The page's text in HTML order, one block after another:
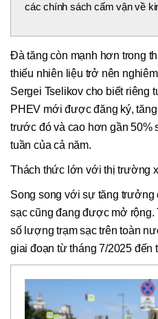
các chính sách cấm vận về
Đà tăng còn mạnh hơn trong
thiếu nhiên liệu trở nên
Sergei Tselikov cho biết riêng
PHEV mới được đăng ký,
trước đó và cao hơn gần 50%
tuần của cả năm.
Thách thức lớn với thị trường
Song song với sự tăng trưởng
sạc cũng đang được mở rộng.
số lượng trạm sạc trên toàn
giai đoạn từ tháng 7/2025 đến